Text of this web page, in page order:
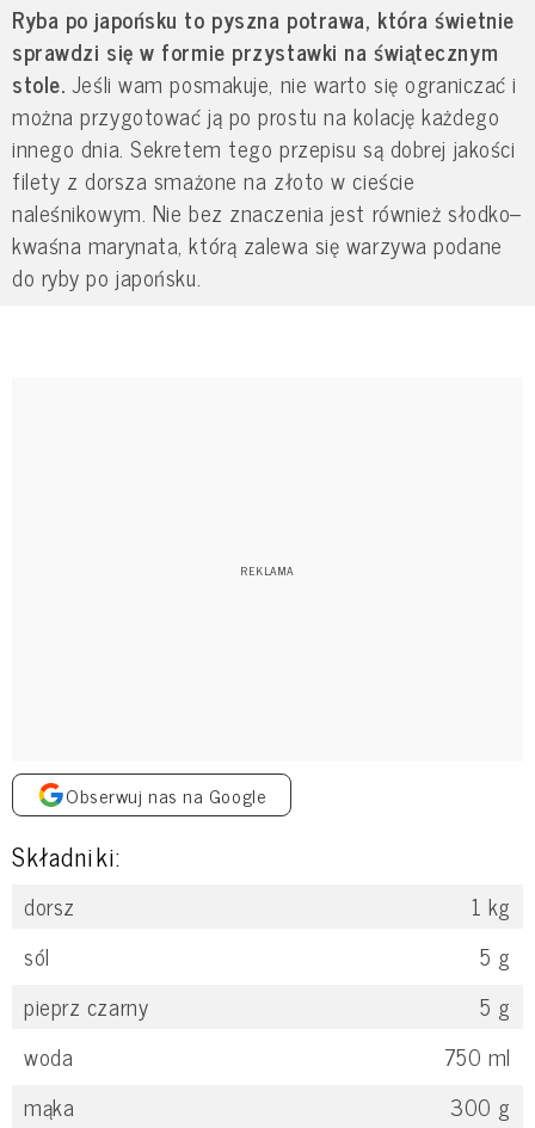
Ryba po japońsku to pyszna potrawa, która świetnie
sprawdzi się w formie przystawki na świątecznym
stole. Jeśli wam posmakuje, nie warto się ograniczać i
można przygotować ją po prostu na kolację każdego
innego dnia. Sekretem tego przepisu są dobrej jakości
filety z dorsza smażone na złoto w cieście
naleśnikowym. Nie bez znaczenia jest również słodko–
kwaśna marynata, którą zalewa się warzywa podane
do ryby po japońsku.
Obserwuj nas na Google
Składniki:
dorsz 1 kg
sól
5 g
pieprz czarny
5 g
woda
750 ml
mąka
300 g